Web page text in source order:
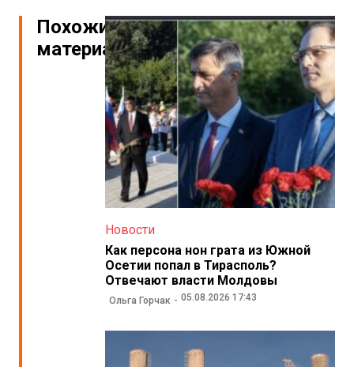
Похожие
материалы
Новости
Как персона нон грата из Южной
Осетии попал в Тирасполь?
Отвечают власти Молдовы
Ольга Горчак 05.08.2026 17:43